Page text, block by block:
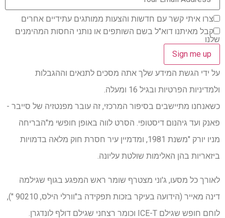
צרו איתי קשר עם חדשות והצעות ממותגים עתידיים אחרים
קבל מאיתנו דוא"ל בשם השותפים או נותני החסות המהימנים
שלנו
על ידי הגשת המידע שלך אתה מסכים לתנאים וההגבלות
ולמדיניות הפרטיות ובגיל 16 ומעלה.
כשאנחנו מתיישבים בסיפור המרכזי, זה עובר מפנטזיה של סייבר -
פאנק ועד גיהנום דיסטופי. הסרט לווה באופן חופשי מ"הבריחה
מניו יורק "משנת 1981, ומדמיין עיר חסרת חוק מלאה בדמויות
ביזאריות בהן האלימות שולטת עליונה.
לאורך כל מסעו, ג'וני מצטרף שומר ראש המפגע בגוף שגילמה
דינה מאייר (הידועה בעיקר בזכות תפקידה ב"וורלי הילס, 90210 "),
לוחם חופש שגילם ICE-T וכומר רצחני שגילם דולף לונדגרן.